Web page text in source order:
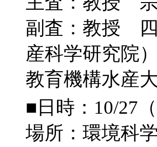
副査：教授
産科学研究院
教育機構水産大
■日時：10/27
場所：環境科